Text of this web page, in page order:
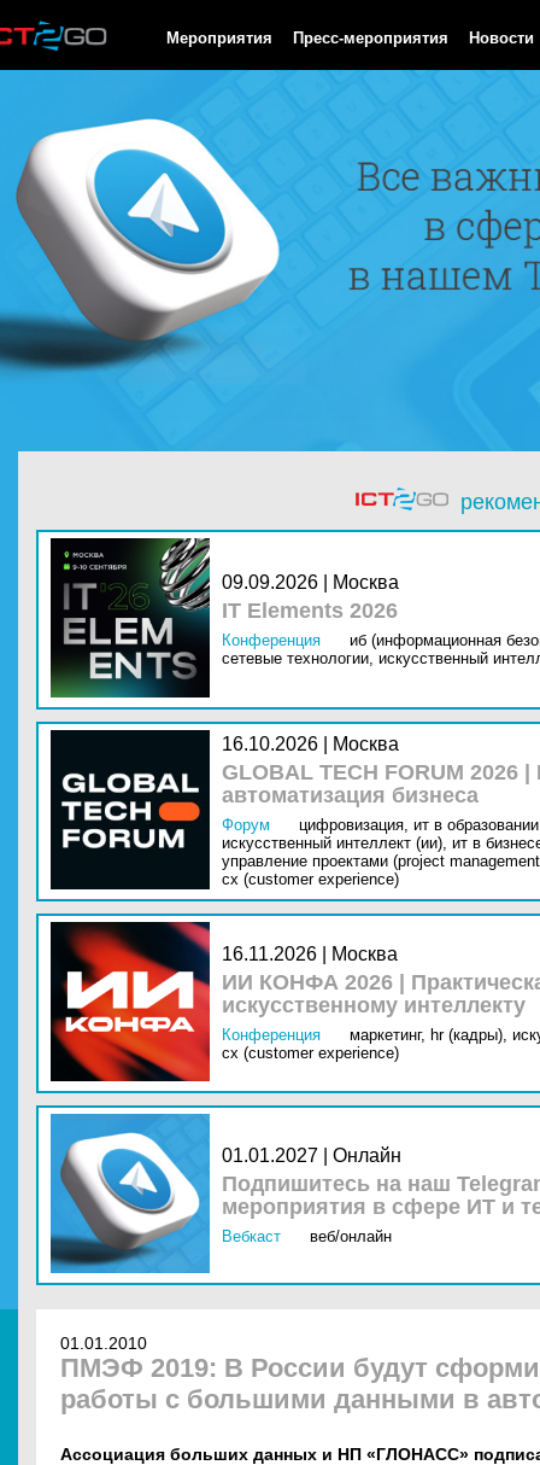
Мероприятия Пресс-мероприятия Новости
09.09.2026 | Москва
IT Elements 2026
Конференция
иб (информационная
сетевые технологии, искусственный
16.10.2026 | Москва
GLOBAL TECH FORUM
автоматизация бизнеса
Форум цифровизация, ит в
искусственный интеллект (ии), ит в
управление проектами (project
cx (customer experience)
16.11.2026 | Москва
ИИ КОНФА 2026 |
искусственному интеллекту
Конференция маркетинг, hr (кадры),
cx (customer experience)
01.01.2027 | Онлайн
Подпишитесь на наш
мероприятия в сфере ИТ и
Вебкаст веб/онлайн
01.01.2010
ПМЭФ 2019: В России будут
работы с большими данными в
Ассоциация больших данных и НП «ГЛОНАСС»